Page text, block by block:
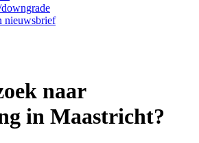
nieuwsbrief
naar
in Maastricht?